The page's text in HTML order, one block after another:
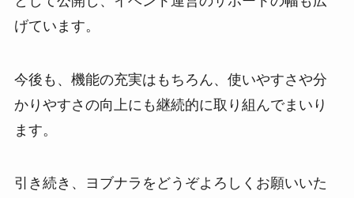
げています。
今後も、機能の充実はもちろん、使いやすさや分
かりやすさの向上にも継続的に取り組んでまいり
ます。
引き続き、ヨブナラをどうぞよろしくお願いいた